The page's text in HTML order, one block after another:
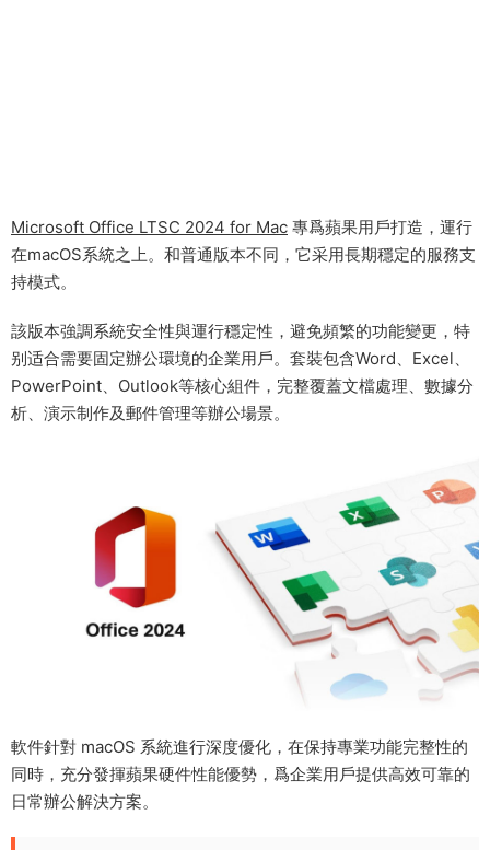
Microsoft Office LTSC 2024 for Mac 專爲蘋果用戶打造，運行
在macOS系統之上。和普通版本不同，它采用長期穩定的服務支
持模式。
該版本強調系統安全性與運行穩定性，避免頻繁的功能變更，特
别适合需要固定辦公環境的企業用戶。套裝包含Word、Excel、
PowerPoint、Outlook等核心組件，完整覆蓋文檔處理、數據分
析、演示制作及郵件管理等辦公場景。
軟件針對 macOS 系統進行深度優化，在保持專業功能完整性的
同時，充分發揮蘋果硬件性能優勢，爲企業用戶提供高效可靠的
日常辦公解決方案。